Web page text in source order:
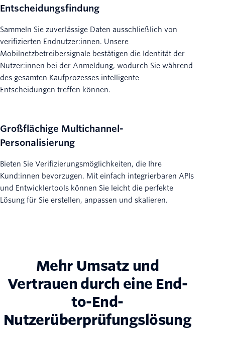
Entscheidungsfindung
Sammeln Sie zuverlässige Daten ausschließlich von
verifizierten Endnutzer:innen. Unsere
Mobilnetzbetreibersignale bestätigen die Identität der
Nutzer:innen bei der Anmeldung, wodurch Sie während
des gesamten Kaufprozesses intelligente
Entscheidungen treffen können.
Großflächige Multichannel-
Personalisierung
Bieten Sie Verifizierungsmöglichkeiten, die Ihre
Kund:innen bevorzugen. Mit einfach integrierbaren APIs
und Entwicklertools können Sie leicht die perfekte
Lösung für Sie erstellen, anpassen und skalieren.
Mehr Umsatz und
Vertrauen durch eine End-
to-End-
Nutzerüberprüfungslösung